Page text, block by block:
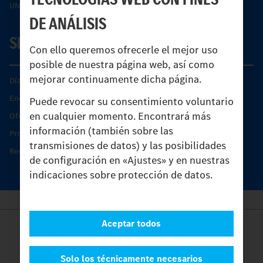
DE ANÁLISIS
Con ello queremos ofrecerle el mejor uso
posible de nuestra página web, así como
mejorar continuamente dicha página.
Puede revocar su consentimiento voluntario
en cualquier momento. Encontrará más
información (también sobre las
transmisiones de datos) y las posibilidades
de configuración en «Ajustes» y en nuestras
indicaciones sobre protección de datos.
Solo los técnicamente necesarios
Aceptar todos
UNI-TOUCH®
SERVICIO
Días de Servicio del Unimog
Encontrar un socio
Oferta de servicio del Unimog
Productos de piezas y servicio
Recambios originales
Provider
Legal Notice
Contacto